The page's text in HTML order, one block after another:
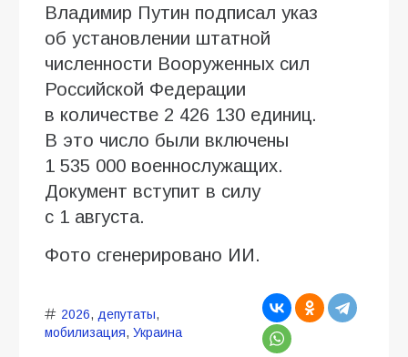
Владимир Путин подписал указ
об установлении штатной
численности Вооруженных сил
Российской Федерации
в количестве 2 426 130 единиц.
В это число были включены
1 535 000 военнослужащих.
Документ вступит в силу
с 1 августа.
Фото сгенерировано ИИ.
2026, депутаты,
мобилизация, Украина